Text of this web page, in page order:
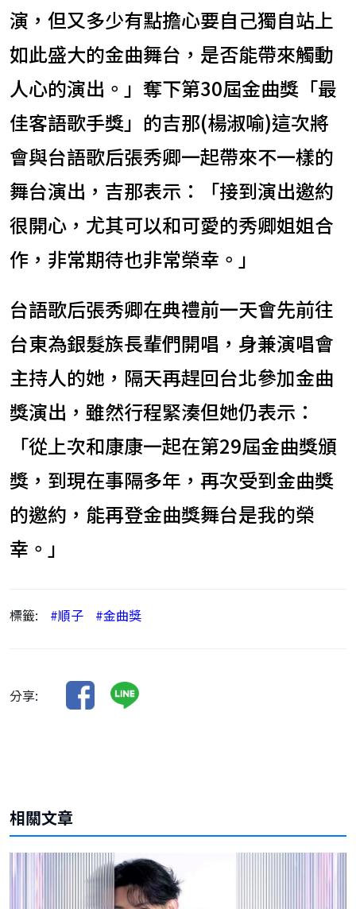
演，但又多少有點擔心要自己獨自站上
如此盛大的金曲舞台，是否能帶來觸動
人心的演出。」奪下第30屆金曲獎「最
佳客語歌手獎」的吉那(楊淑喻)這次將
會與台語歌后張秀卿一起帶來不一樣的
舞台演出，吉那表示：「接到演出邀約
很開心，尤其可以和可愛的秀卿姐姐合
作，非常期待也非常榮幸。」
台語歌后張秀卿在典禮前一天會先前往
台東為銀髮族長輩們開唱，身兼演唱會
主持人的她，隔天再趕回台北參加金曲
獎演出，雖然行程緊湊但她仍表示：
「從上次和康康一起在第29屆金曲獎頒
獎，到現在事隔多年，再次受到金曲獎
的邀約，能再登金曲獎舞台是我的榮
幸。」
標籤: #順子 #金曲獎
分享:
相關文章